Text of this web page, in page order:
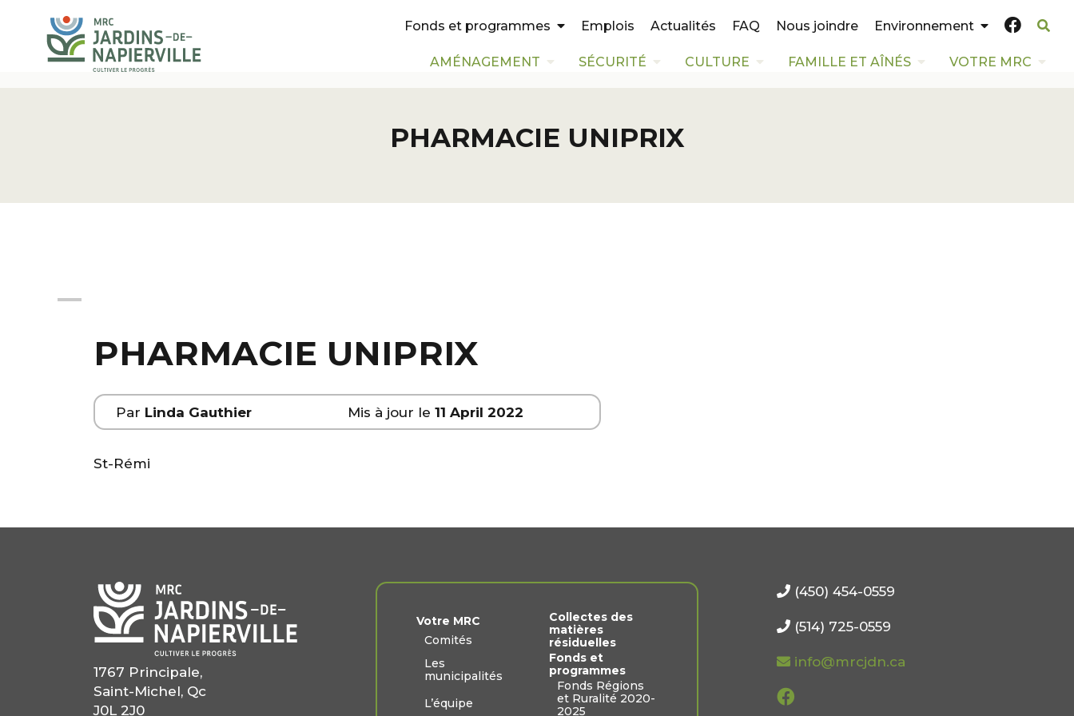
Fonds et programmes Emplois Actualités FAQ Nous joindre Environnement
AMÉNAGEMENT SÉCURITÉ CULTURE FAMILLE ET AÎNÉS VOTRE MRC
PHARMACIE UNIPRIX
PHARMACIE UNIPRIX
Par Linda Gauthier Mis à jour le 11 April 2022
St-Rémi
1767 Principale,
Saint-Michel, Qc
J0L 2J0
Votre MRC
Comités
Les
municipalités
L’équipe
Collectes des
matières
résiduelles
Fonds et
programmes
Fonds Régions
et Ruralité 2020-
2025
(450) 454-0559
(514) 725-0559
info@mrcjdn.ca